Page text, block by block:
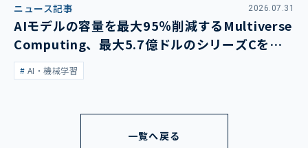
ニュース記事 2026.07.31
AIモデルの容量を最大95％削減するMultiverse
Computing、最大5.7億ドルのシリーズCを発
表AI・機械学習
一覧へ戻る